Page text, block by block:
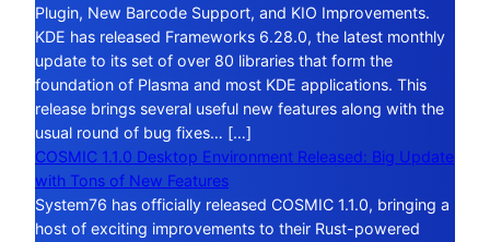
Plugin, New Barcode Support, and KIO Improvements.
KDE has released Frameworks 6.28.0, the latest monthly
update to its set of over 80 libraries that form the
foundation of Plasma and most KDE applications. This
release brings several useful new features along with the
usual round of bug fixes… […]
COSMIC 1.1.0 Desktop Environment Released: Big Update
with Tons of New Features
System76 has officially released COSMIC 1.1.0, bringing a
host of exciting improvements to their Rust-powered